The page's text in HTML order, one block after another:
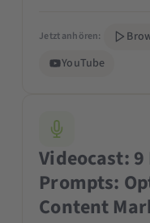
Jetzt anhören:
YouTube
Videocast:
Prompts:
Content